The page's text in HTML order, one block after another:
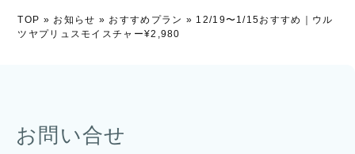
TOP » お知らせ » おすすめプラン » 12/19〜1/15おすすめ｜ウル
ツヤプリュスモイスチャー¥2,980
お問い合せ